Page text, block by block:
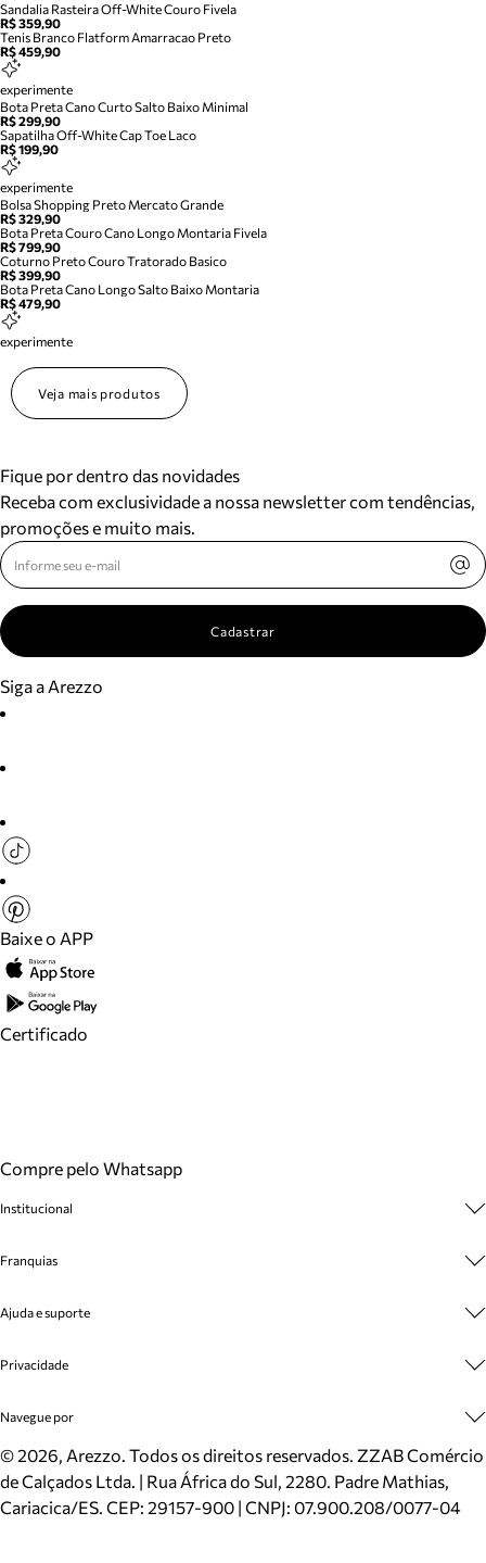
Sandalia Rasteira Off-White Couro Fivela
R$ 359,90
Tenis Branco Flatform Amarracao Preto
R$ 459,90
experimente
Bota Preta Cano Curto Salto Baixo Minimal
R$ 299,90
Sapatilha Off-White Cap Toe Laco
R$ 199,90
experimente
Bolsa Shopping Preto Mercato Grande
R$ 329,90
Bota Preta Couro Cano Longo Montaria Fivela
R$ 799,90
Coturno Preto Couro Tratorado Basico
R$ 399,90
Bota Preta Cano Longo Salto Baixo Montaria
R$ 479,90
experimente
Veja mais produtos
Fique por dentro das novidades
Receba com exclusividade a nossa newsletter com tendências,
promoções e muito mais.
Cadastrar
Siga a Arezzo
Baixe o APP
Certificado
Compre pelo Whatsapp
Institucional
Cashback
Venda Corporativa
Mapa do Site
Inverno
Mundo Arezzo
Franquias
Plano de Negócio
Ajuda e suporte
Cadastro
Meus Pedidos
Trocas e Devoluções
Cartão Presente
Localizador de lojas
Privacidade
Politica e Privacidade
Navegue por
Sapatos
Bolsas
Scarpins
©2026, Arezzo. Todos os direitos reservados. ZZAB Comércio
de Calçados Ltda. | Rua África do Sul, 2280. Padre Mathias,
Cariacica/ES. CEP: 29157-900 | CNPJ: 07.900.208/0077-04